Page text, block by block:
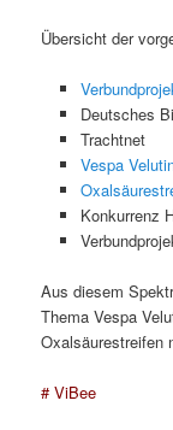
Übersicht der
Deutsches
Trachtnet
Vespa
Konkurrenz
Aus diesem
Thema Vespa
Oxalsäurestreifen
# ViBee